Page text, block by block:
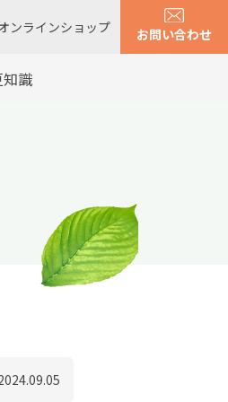
ンラインショップ お問い合わせ
識